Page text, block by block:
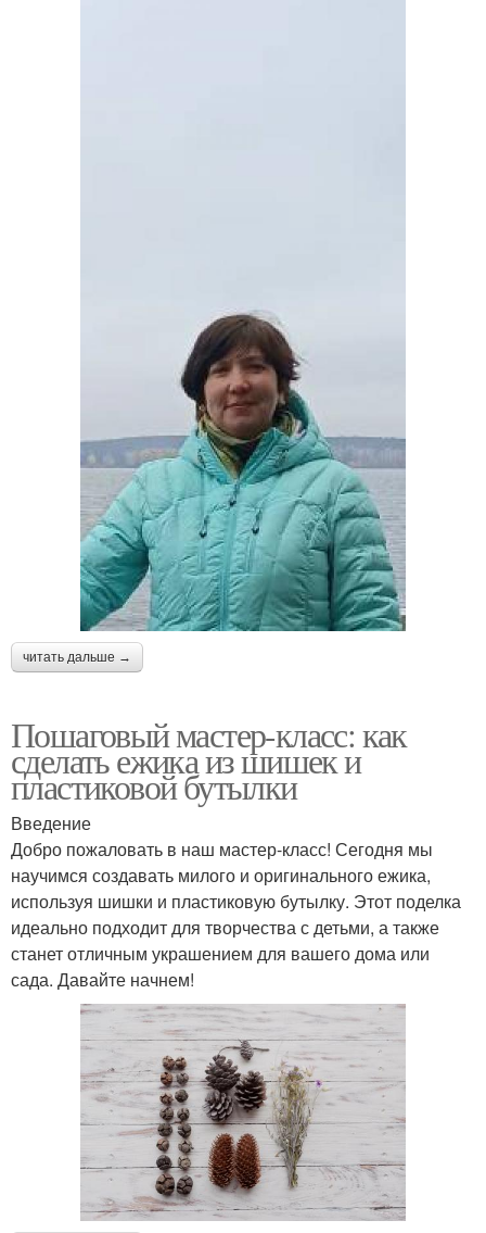
читать дальше →
Пошаговый мастер-класс: как
сделать ежика из шишек и
пластиковой бутылки
Введение
Добро пожаловать в наш мастер-класс! Сегодня мы
научимся создавать милого и оригинального ежика,
используя шишки и пластиковую бутылку. Этот поделка
идеально подходит для творчества с детьми, а также
станет отличным украшением для вашего дома или
сада. Давайте начнем!